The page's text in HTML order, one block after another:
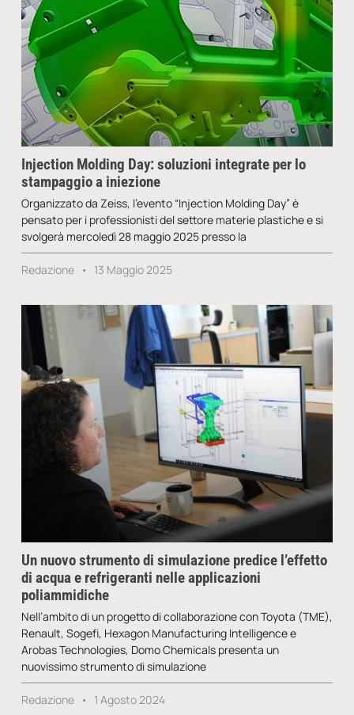
Injection Molding Day: soluzioni integrate per lo
stampaggio a iniezione
Organizzato da Zeiss, l’evento “Injection Molding Day” è
pensato per i professionisti del settore materie plastiche e si
svolgerà mercoledì 28 maggio 2025 presso la
Redazione 13 Maggio 2025
Un nuovo strumento di simulazione predice l’effetto
di acqua e refrigeranti nelle applicazioni
poliammidiche
Nell’ambito di un progetto di collaborazione con Toyota (TME),
Renault, Sogefi, Hexagon Manufacturing Intelligence e
Arobas Technologies, Domo Chemicals presenta un
nuovissimo strumento di simulazione
Redazione 1 Agosto 2024